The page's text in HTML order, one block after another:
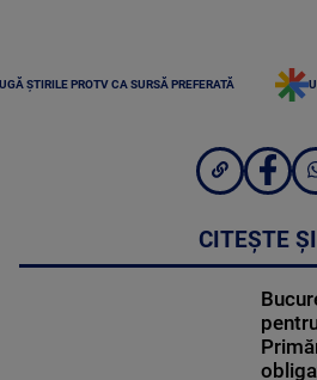
ȘTIRILE PROTV CA SURSĂ PREFERATĂ
CITEȘTE